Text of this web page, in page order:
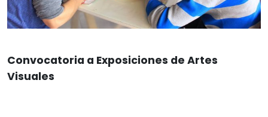
Convocatoria a Exposiciones de Artes
Visuales